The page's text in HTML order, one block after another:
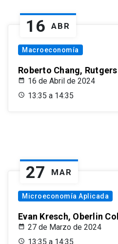
16 ABR
Macroeconomía
Roberto Chang,
16 de Abril de 2024
13:35 a 14:35
27 MAR
Microeconomía Aplicada
Evan Kresch, Oberlin
27 de Marzo de 2024
13:35 a 14:35